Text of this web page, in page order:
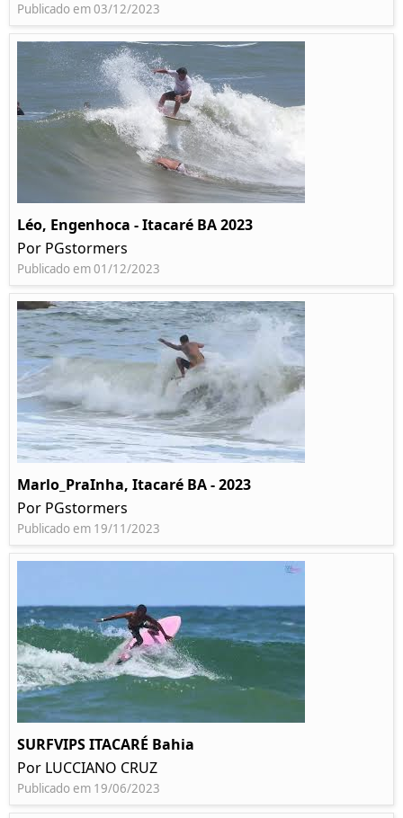
Publicado em 03/12/2023
Léo, Engenhoca - Itacaré BA 2023
Por PGstormers
Publicado em 01/12/2023
Marlo_PraInha, Itacaré BA - 2023
Por PGstormers
Publicado em 19/11/2023
SURFVIPS ITACARÉ Bahia
Por LUCCIANO CRUZ
Publicado em 19/06/2023